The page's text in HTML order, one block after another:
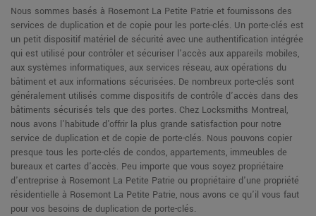
Nous sommes basés à Rosemont La Petite Patrie et fournissons des
services de duplication et de copie pour les porte-clés. Un porte-clés est
un petit dispositif matériel de sécurité avec une authentification intégrée
qui est utilisé pour contrôler et sécuriser l'accès aux appareils mobiles,
aux systèmes informatiques, aux services réseau, aux opérations du
bâtiment et aux informations sécurisées. De nombreux porte-clés sont
généralement utilisés comme dispositifs de contrôle d'accès dans des
bâtiments sécurisés tels que des portes. Chez Locksmiths Montreal,
nous avons l'habitude d'offrir la plus grande satisfaction pour notre
service de duplication et de copie de porte-clés. Nous pouvons copier
presque tous les porte-clés de condos, appartements, immeubles de
bureaux et cartes d'accès. Peu importe que vous soyez propriétaire
d'entreprise à Rosemont La Petite Patrie ou propriétaire d'une propriété
résidentielle à Rosemont La Petite Patrie, nous avons ce qu'il vous faut
pour vos besoins de duplication de porte-clés.